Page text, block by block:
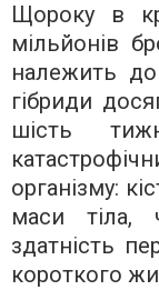
Щороку в
мільйонів
належить до
гібриди
шість
організму:
маси тіла,
здатність
короткого